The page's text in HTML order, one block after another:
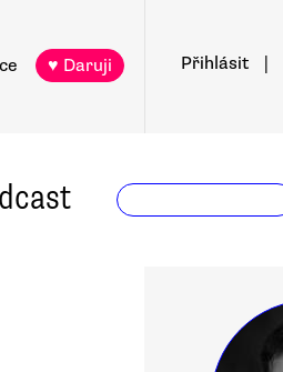
♥ Daruji Přihlásit